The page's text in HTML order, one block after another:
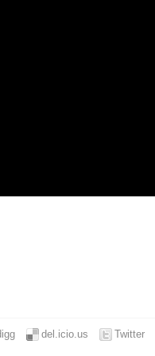
Twitter
del.icio.us